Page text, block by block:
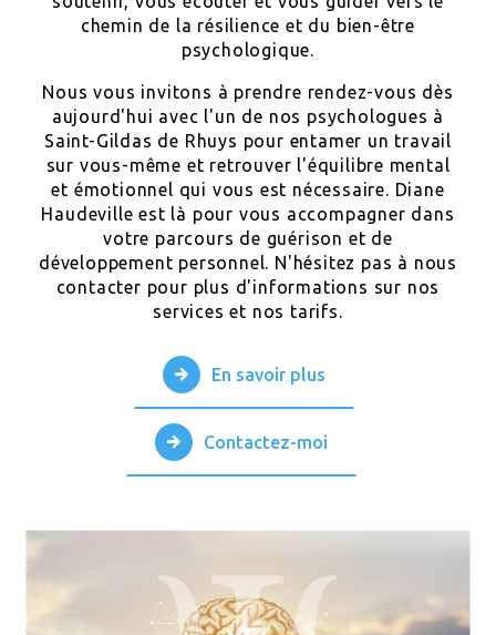
chemin de la résilience et du bien-être
psychologique.
Nous vous invitons à prendre rendez-vous dès
aujourd'hui avec l'un de nos psychologues à
Saint-Gildas de Rhuys pour entamer un travail
sur vous-même et retrouver l'équilibre mental
et émotionnel qui vous est nécessaire. Diane
Haudeville est là pour vous accompagner dans
votre parcours de guérison et de
développement personnel. N'hésitez pas à nous
contacter pour plus d'informations sur nos
services et nos tarifs.
En savoir plus
Contactez-moi